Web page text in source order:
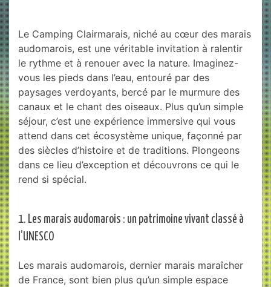
Le Camping Clairmarais, niché au cœur des marais
audomarois, est une véritable invitation à ralentir
le rythme et à renouer avec la nature. Imaginez-
vous les pieds dans l’eau, entouré par des
paysages verdoyants, bercé par le murmure des
canaux et le chant des oiseaux. Plus qu’un simple
séjour, c’est une expérience immersive qui vous
attend dans cet écosystème unique, façonné par
des siècles d’histoire et de traditions. Plongeons
dans ce lieu d’exception et découvrons ce qui le
rend si spécial.
1. Les marais audomarois : un patrimoine vivant classé à
l’UNESCO
Les marais audomarois, dernier marais maraîcher
de France, sont bien plus qu’un simple espace